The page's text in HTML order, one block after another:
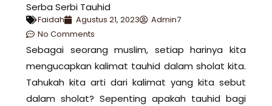
Serba Serbi Tauhid
Faidah Agustus 21, 2023
Admin7
No Comments
Sebagai seorang muslim, setiap harinya kita
mengucapkan kalimat tauhid dalam sholat kita.
Tahukah kita arti dari kalimat yang kita sebut
dalam sholat? Sepenting apakah tauhid bagi